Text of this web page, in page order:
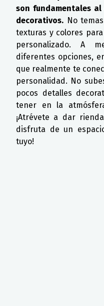
son fundamentales
decorativos. No
texturas y colores
personalizado. A
diferentes opciones,
que realmente te
personalidad. No
pocos detalles
tener en la
¡Atrévete a dar
disfruta de un
tuyo!